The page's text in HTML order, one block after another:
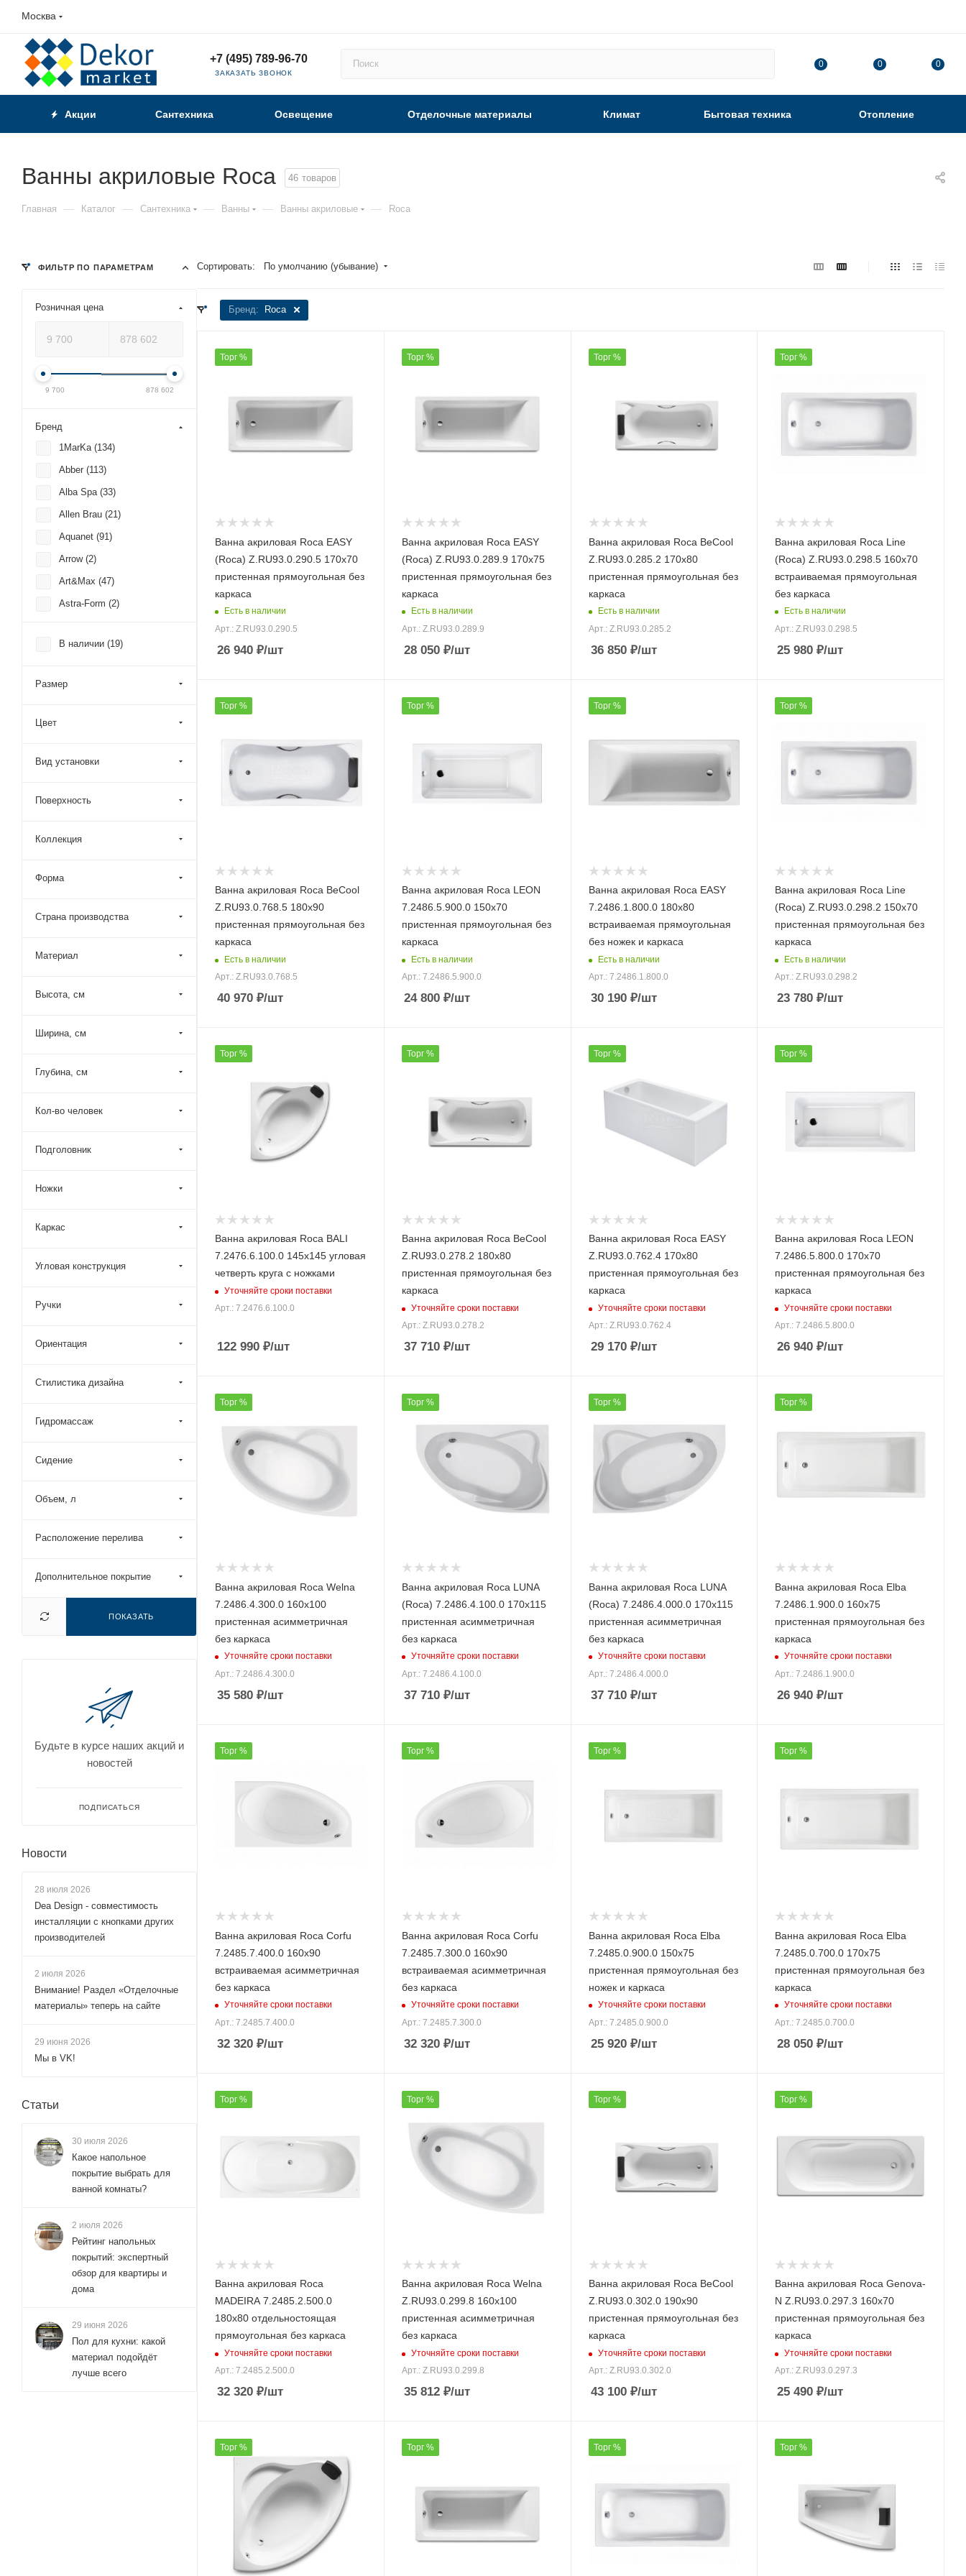
Москва
+7 (495) 789-96-70
ЗАКАЗАТЬ ЗВОНОК
0 0 0
Акции Сантехника Освещение Отделочные материалы Климат Бытовая техника Отопление
Ванны акриловые Roca 46 товаров
Главная — Каталог — Сантехника — Ванны — Ванны акриловые — Roca
Сортировать: По умолчанию (убывание)
Бренд: Roca
Торг %
Ванна акриловая Roca EASY
(Roca) Z.RU93.0.290.5 170х70
пристенная прямоугольная без
каркаса
Есть в наличии
Арт.: Z.RU93.0.290.5
26 940 ₽/шт
Торг %
Ванна акриловая Roca EASY
(Roca) Z.RU93.0.289.9 170х75
пристенная прямоугольная без
каркаса
Есть в наличии
Арт.: Z.RU93.0.289.9
28 050₽/шт
Торг %
Ванна акриловая Roca BeCool
Z.RU93.0.285.2 170х80
пристенная прямоугольная без
каркаса
Есть в наличии
Арт.: Z.RU93.0.285.2
36 850₽/шт
Торг %
Ванна акриловая Roca Line
(Roca) Z.RU93.0.298.5 160х70
встраиваемая прямоугольная
без каркаса
Есть в наличии
Арт.: Z.RU93.0.298.5
25 980 ₽/шт
Торг %
Ванна акриловая Roca BeCool
Z.RU93.0.768.5 180х90
пристенная прямоугольная без
каркаса
Есть в наличии
Арт.: Z.RU93.0.768.5
40 970 ₽/шт
Торг %
Ванна акриловая Roca LEON
7.2486.5.900.0 150х70
пристенная прямоугольная без
каркаса
Есть в наличии
Арт.: 7.2486.5.900.0
24 800₽/шт
Торг %
Ванна акриловая Roca EASY
7.2486.1.800.0 180х80
встраиваемая прямоугольная
без ножек и каркаса
Есть в наличии
Арт.: 7.2486.1.800.0
30 190₽/шт
Торг %
Ванна акриловая Roca Line
(Roca) Z.RU93.0.298.2 150х70
пристенная прямоугольная без
каркаса
Есть в наличии
Арт.: Z.RU93.0.298.2
23 780 ₽/шт
Торг %
Ванна акриловая Roca BALI
7.2476.6.100.0 145х145 угловая
четверть круга с ножками
Уточняйте сроки поставки
Арт.: 7.2476.6.100.0
122 990 ₽/шт
Торг %
Ванна акриловая Roca BeCool
Z.RU93.0.278.2 180х80
пристенная прямоугольная без
каркаса
Уточняйте сроки поставки
Арт.: Z.RU93.0.278.2
37 710₽/шт
Торг %
Ванна акриловая Roca EASY
Z.RU93.0.762.4 170х80
пристенная прямоугольная без
каркаса
Уточняйте сроки поставки
Арт.: Z.RU93.0.762.4
29 170₽/шт
Торг %
Ванна акриловая Roca LEON
7.2486.5.800.0 170х70
пристенная прямоугольная без
каркаса
Уточняйте сроки поставки
Арт.: 7.2486.5.800.0
26 940 ₽/шт
Торг %
Ванна акриловая Roca Welna
7.2486.4.300.0 160х100
пристенная асимметричная
без каркаса
Уточняйте сроки поставки
Арт.: 7.2486.4.300.0
35 580 ₽/шт
Торг %
Ванна акриловая Roca LUNA
(Roca) 7.2486.4.100.0 170х115
пристенная асимметричная
без каркаса
Уточняйте сроки поставки
Арт.: 7.2486.4.100.0
37 710₽/шт
Торг %
Ванна акриловая Roca LUNA
(Roca) 7.2486.4.000.0 170х115
пристенная асимметричная
без каркаса
Уточняйте сроки поставки
Арт.: 7.2486.4.000.0
37 710₽/шт
Торг %
Ванна акриловая Roca Elba
7.2486.1.900.0 160х75
пристенная прямоугольная без
каркаса
Уточняйте сроки поставки
Арт.: 7.2486.1.900.0
26 940 ₽/шт
Торг %
Ванна акриловая Roca Corfu
7.2485.7.400.0 160х90
встраиваемая асимметричная
без каркаса
Уточняйте сроки поставки
Арт.: 7.2485.7.400.0
32 320 ₽/шт
Торг %
Ванна акриловая Roca Corfu
7.2485.7.300.0 160х90
встраиваемая асимметричная
без каркаса
Уточняйте сроки поставки
Арт.: 7.2485.7.300.0
32 320₽/шт
Торг %
Ванна акриловая Roca Elba
7.2485.0.900.0 150х75
пристенная прямоугольная без
ножек и каркаса
Уточняйте сроки поставки
Арт.: 7.2485.0.900.0
25 920₽/шт
Торг %
Ванна акриловая Roca Elba
7.2485.0.700.0 170х75
пристенная прямоугольная без
каркаса
Уточняйте сроки поставки
Арт.: 7.2485.0.700.0
28 050 ₽/шт
Торг %
Ванна акриловая Roca
MADEIRA 7.2485.2.500.0
180х80 отдельностоящая
прямоугольная без каркаса
Уточняйте сроки поставки
Арт.: 7.2485.2.500.0
32 320 ₽/шт
Торг %
Ванна акриловая Roca Welna
Z.RU93.0.299.8 160х100
пристенная асимметричная
без каркаса
Уточняйте сроки поставки
Арт.: Z.RU93.0.299.8
35 812₽/шт
Торг %
Ванна акриловая Roca BeCool
Z.RU93.0.302.0 190х90
пристенная прямоугольная без
каркаса
Уточняйте сроки поставки
Арт.: Z.RU93.0.302.0
43 100₽/шт
Торг %
Ванна акриловая Roca Genova-
N Z.RU93.0.297.3 160х70
пристенная прямоугольная без
каркаса
Уточняйте сроки поставки
Арт.: Z.RU93.0.297.3
25 490 ₽/шт
Торг % Торг % Торг % Торг %
ФИЛЬТР ПО ПАРАМЕТРАМ
Розничная цена
9 700 878 602
Бренд
1MarKa (134)
Abber (113)
Alba Spa (33)
Allen Brau (21 )
Aquanet (91 )
Arrow (2)
Art&Max (47)
Astra-Form (2)
BelBagno ( 100)
Cezares (
Esbano (25
Gemy (4
Jacuzzi (2)
Knief (
Niagara (
Ravak (72)
Sancos (
Simas ( 1)
Vitra (11)
Wemor (
В наличии (19)
Размер
Цвет
Вид установки
Поверхность
Коллекция
Форма
Страна производства
Материал
Высота, см
Ширина, см
Глубина, см
Кол-во человек
Подголовник
Ножки
Каркас
Угловая конструкция
Ручки
Ориентация
Стилистика дизайна
Гидромассаж
Сидение
Объем, л
Расположение перелива
Дополнительное покрытие
ПОКАЗАТЬ
Будьте в курсе наших акций и
новостей
ПОДПИСАТЬСЯ
Новости
28 июля 2026
Dea Design - совместимость
инсталляции с кнопками других
производителей
2 июля 2026
Внимание! Раздел «Отделочные
материалы» теперь на сайте
29 июня 2026
Мы в VK!
Статьи
30 июля 2026
Какое напольное
покрытие выбрать для
ванной комнаты?
2 июля 2026
Рейтинг напольных
покрытий: экспертный
обзор для квартиры и
дома
29 июня 2026
Пол для кухни: какой
материал подойдёт
лучше всего